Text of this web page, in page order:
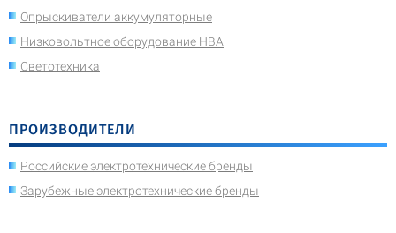
Опрыскиватели аккумуляторные
Низковольтное оборудование НВА
Светотехника
ПРОИЗВОДИТЕЛИ
Российские электротехнические бренды
Зарубежные электротехнические бренды